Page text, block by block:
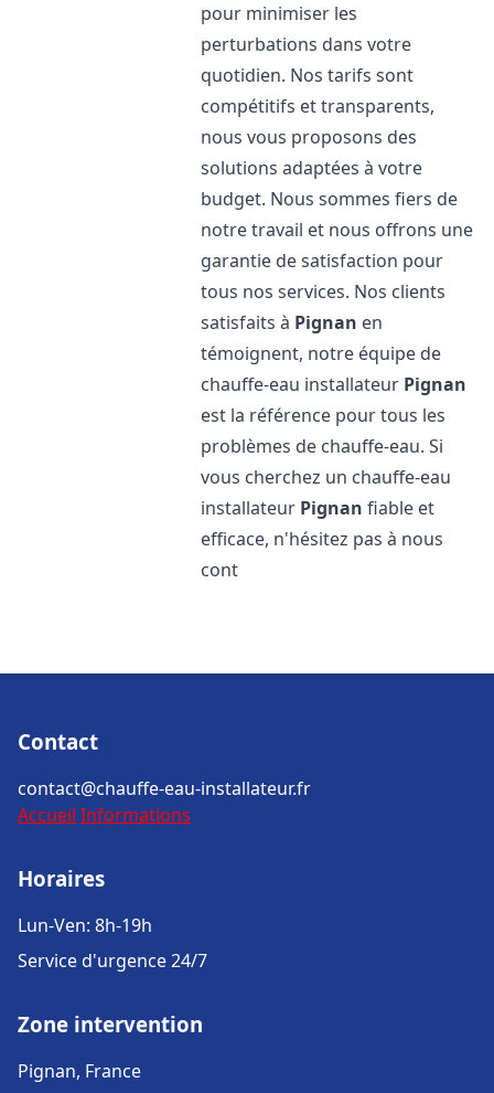
pour minimiser les
perturbations dans votre
quotidien. Nos tarifs sont
compétitifs et transparents,
nous vous proposons des
solutions adaptées à votre
budget. Nous sommes fiers de
notre travail et nous offrons une
garantie de satisfaction pour
tous nos services. Nos clients
satisfaits à Pignan en
témoignent, notre équipe de
chauffe-eau installateur Pignan
est la référence pour tous les
problèmes de chauffe-eau. Si
vous cherchez un chauffe-eau
installateur Pignan fiable et
efficace, n'hésitez pas à nous
cont
Contact
contact@chauffe-eau-installateur.fr
Accueil Informations
Horaires
Lun-Ven: 8h-19h
Service d'urgence 24/7
Zone intervention
Pignan, France